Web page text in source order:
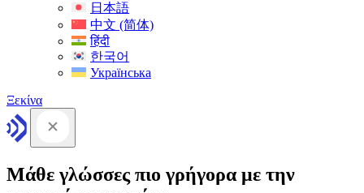
日本語
中文 (简体)
हिंदी
한국어
Українська
Ξεκίνα
Μάθε γλώσσες πιο γρήγορα με την